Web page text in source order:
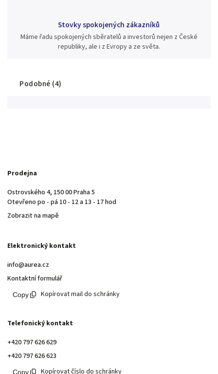
Stovky spokojených zákazníků
Máme řadu spokojených sběratelů a investorů nejen z České
republiky, ale i z Evropy a ze světa.
Podobné (4)
Prodejna
Ostrovského 4, 150 00 Praha 5
Otevřeno po - pá 10 - 12 a 13 - 17 hod
Zobrazit na mapě
Elektronický kontakt
info@aurea.cz
Kontaktní formulář
Kopírovat mail do schránky
Telefonický kontakt
+420 797 626 629
+420 797 626 623
Kopírovat číslo do schránky